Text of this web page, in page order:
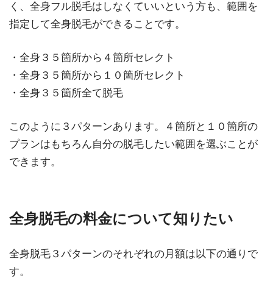
く、全身フル脱毛はしなくていいという方も、範囲を
指定して全身脱毛ができることです。
・全身３５箇所から４箇所セレクト
・全身３５箇所から１０箇所セレクト
・全身３５箇所全て脱毛
このように３パターンあります。４箇所と１０箇所の
プランはもちろん自分の脱毛したい範囲を選ぶことが
できます。
全身脱毛の料金について知りたい
全身脱毛３パターンのそれぞれの月額は以下の通りで
す。